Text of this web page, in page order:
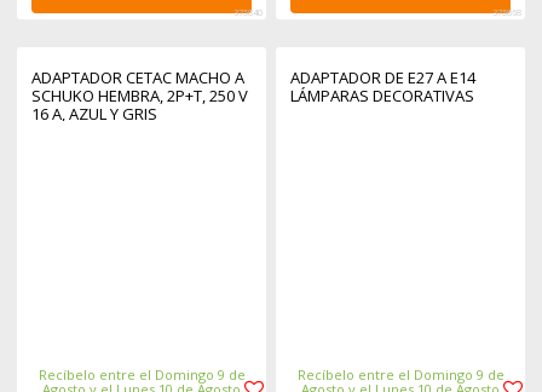
375840 375868
ADAPTADOR CETAC MACHO A
SCHUKO HEMBRA, 2P+T, 250 V
16 A, AZUL Y GRIS
Recíbelo entre el Domingo 9 de
ADAPTADOR DE E27 A E14
LÁMPARAS DECORATIVAS
Recíbelo entre el Domingo 9 de